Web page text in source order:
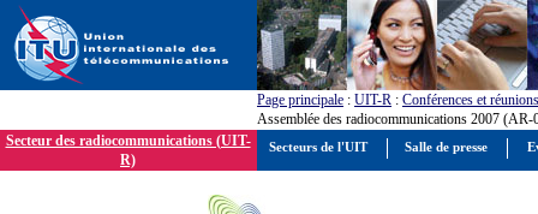
Page principale : UIT-R : Conférences et réunions
Assemblée des radiocommunications 2007 (AR-
Secteur des radiocommunications (UIT-
R)
Secteurs de l'UIT Salle de presse